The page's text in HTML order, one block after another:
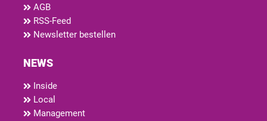
AGB
RSS-Feed
Newsletter bestellen
NEWS
Inside
Local
Management